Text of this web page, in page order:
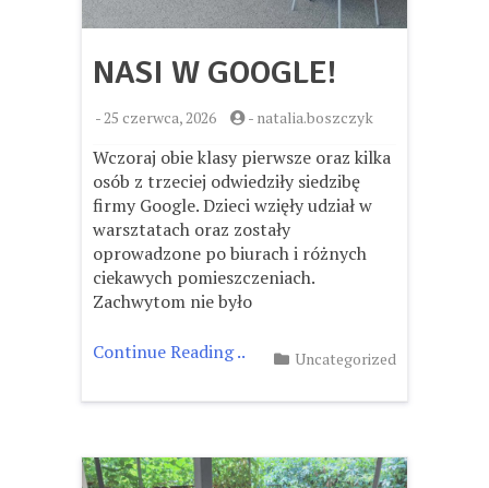
NASI W GOOGLE!
-25 czerwca, 2026 - natalia.boszczyk
Wczoraj obie klasy pierwsze oraz kilka
osób z trzeciej odwiedziły siedzibę
firmy Google. Dzieci wzięły udział w
warsztatach oraz zostały
oprowadzone po biurach i różnych
ciekawych pomieszczeniach.
Zachwytom nie było
Continue Reading .. Uncategorized